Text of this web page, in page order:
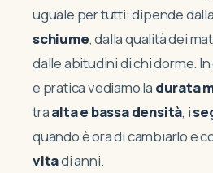
uguale per tutti: dipende dalla
schiume, dalla qualità dei
dalle abitudini di chi dorme.
e pratica vediamo la durata
traalta e bassa densità, i
quando è ora di cambiarlo e
vitadi anni.